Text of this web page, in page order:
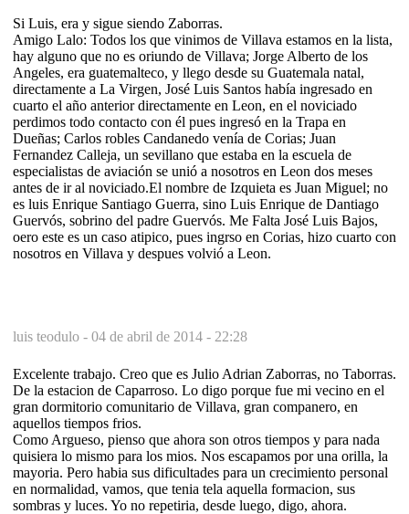
Si Luis, era y sigue siendo Zaborras.
Amigo Lalo: Todos los que vinimos de Villava estamos en la lista,
hay alguno que no es oriundo de Villava; Jorge Alberto de los
Angeles, era guatemalteco, y llego desde su Guatemala natal,
directamente a La Virgen, José Luis Santos había ingresado en
cuarto el año anterior directamente en Leon, en el noviciado
perdimos todo contacto con él pues ingresó en la Trapa en
Dueñas; Carlos robles Candanedo venía de Corias; Juan
Fernandez Calleja, un sevillano que estaba en la escuela de
especialistas de aviación se unió a nosotros en Leon dos meses
antes de ir al noviciado.El nombre de Izquieta es Juan Miguel; no
es luis Enrique Santiago Guerra, sino Luis Enrique de Dantiago
Guervós, sobrino del padre Guervós. Me Falta José Luis Bajos,
oero este es un caso atipico, pues ingrso en Corias, hizo cuarto con
nosotros en Villava y despues volvió a Leon.
luis teodulo - 04 de abril de 2014 - 22:28
Excelente trabajo. Creo que es Julio Adrian Zaborras, no Taborras.
De la estacion de Caparroso. Lo digo porque fue mi vecino en el
gran dormitorio comunitario de Villava, gran companero, en
aquellos tiempos frios.
Como Argueso, pienso que ahora son otros tiempos y para nada
quisiera lo mismo para los mios. Nos escapamos por una orilla, la
mayoria. Pero habia sus dificultades para un crecimiento personal
en normalidad, vamos, que tenia tela aquella formacion, sus
sombras y luces. Yo no repetiria, desde luego, digo, ahora.